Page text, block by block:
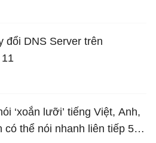
đổi DNS Server trên
‘xoắn lưỡi’ tiếng Việt, Anh,
có thể nói nhanh liên tiếp 5